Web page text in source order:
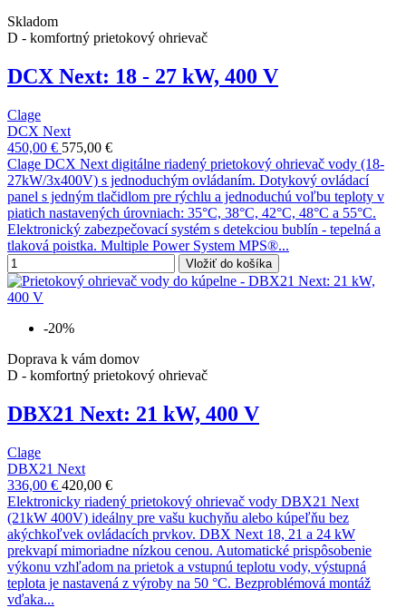
Skladom
D - komfortný prietokový ohrievač
DCX Next: 18 - 27 kW, 400 V
Clage
DCX Next
450,00 € 575,00 €
Clage DCX Next digitálne riadený prietokový ohrievač vody (18-
27kW/3x400V) s jednoduchým ovládaním. Dotykový ovládací
panel s jedným tlačidlom pre rýchlu a jednoduchú voľbu teploty v
piatich nastavených úrovniach: 35°C, 38°C, 42°C, 48°C a 55°C.
Elektronický zabezpečovací systém s detekciou bublín - tepelná a
tlaková poistka. Multiple Power System MPS®...
Vložiť do košíka
-20%
Doprava k vám domov
D - komfortný prietokový ohrievač
DBX21 Next: 21 kW, 400 V
Clage
DBX21 Next
336,00 € 420,00 €
Elektronicky riadený prietokový ohrievač vody DBX21 Next
(21kW 400V) ideálny pre vašu kuchyňu alebo kúpeľňu bez
akýchkoľvek ovládacích prvkov. DBX Next 18, 21 a 24 kW
prekvapí mimoriadne nízkou cenou. Automatické prispôsobenie
výkonu vzhľadom na prietok a vstupnú teplotu vody, výstupná
teplota je nastavená z výroby na 50 °C. Bezproblémová montáž
vďaka...